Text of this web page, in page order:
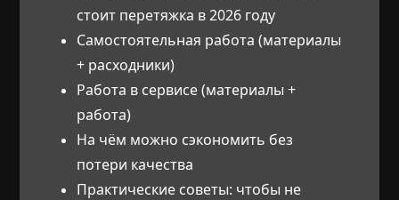
стоит перетяжка в 2026 году
Самостоятельная работа (материалы
+ расходники)
Работа в сервисе (материалы +
работа)
На чём можно сэкономить без
потери качества
Практические советы: чтобы не